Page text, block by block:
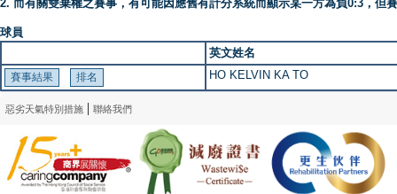
2. 而有關雙棄權之賽事，有可能因應舊有計分系統而顯示某一方為負0:3，但
球員
英文姓名
HO KELVIN KA TO